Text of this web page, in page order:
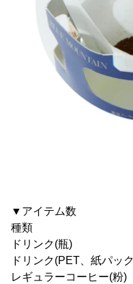
▼アイテム数
種類 ア
ドリンク(瓶
ドリンク(PET、紙パ
レギュラーコーヒ